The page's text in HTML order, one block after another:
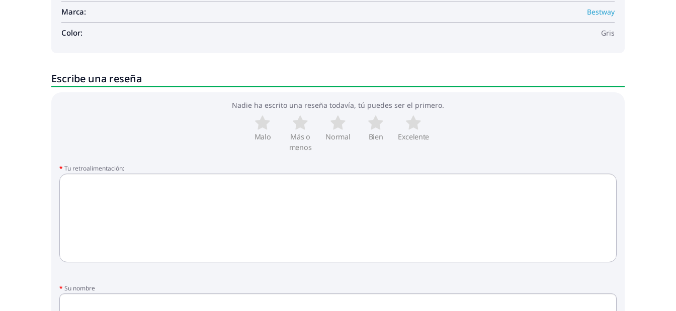
Marca: Bestway
Color: Gris
Escribe una reseña
Nadie ha escrito una reseña todavía, tú puedes ser el primero.
Malo
Más o
menos
Normal Bien Excelente
Tu retroalimentación:
Su nombre